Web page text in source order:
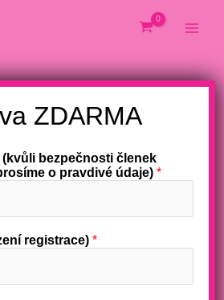
– Vinohrady JZP
02 – Strašnice
ZDARMA
bezpečnosti členek
o pravdivé údaje)*
registrace)*
X